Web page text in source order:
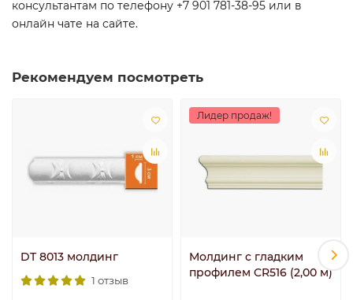
консультантам по телефону +7 901 781-38-95 или в
онлайн чате на сайте.
Рекомендуем посмотреть
DT 8013 молдинг
1 отзыв
Лидер продаж!
Молдинг с гладким
профилем CR516 (2,00 м)